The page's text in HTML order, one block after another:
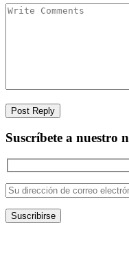
Suscríbete a nuestro
Suscribirse